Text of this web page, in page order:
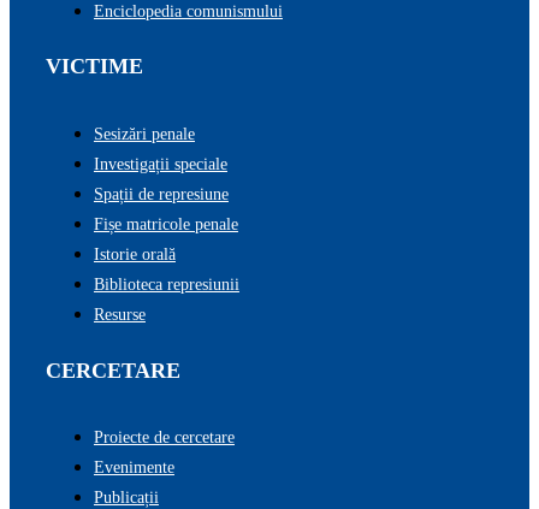
Enciclopedia comunismului
VICTIME
Sesizări penale
Investigații speciale
Spații de represiune
Fișe matricole penale
Istorie orală
Biblioteca represiunii
Resurse
CERCETARE
Proiecte de cercetare
Evenimente
Publicații